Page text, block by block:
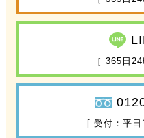
［ 365日
[ 受付：平